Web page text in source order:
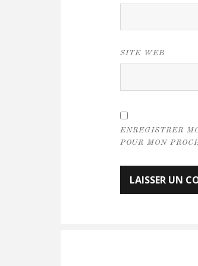
SITE WEB
ENREGISTRER
POUR MON